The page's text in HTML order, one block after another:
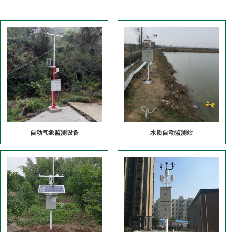
自动气象监测设备 水质自动监测站